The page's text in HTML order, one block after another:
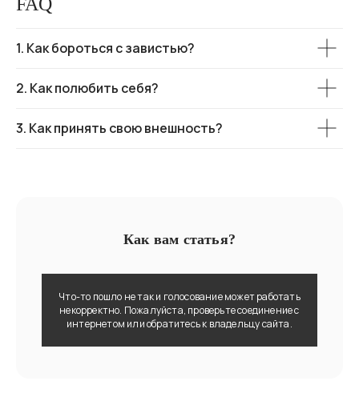
1. Как бороться с завистью?
2. Как полюбить себя?
3. Как принять свою внешность?
Как вам статья?
Что-то пошло не так и голосование может работать
некорректно. Пожалуйста, проверьте соединение с
интернетом или обратитесь к владельцу сайта.